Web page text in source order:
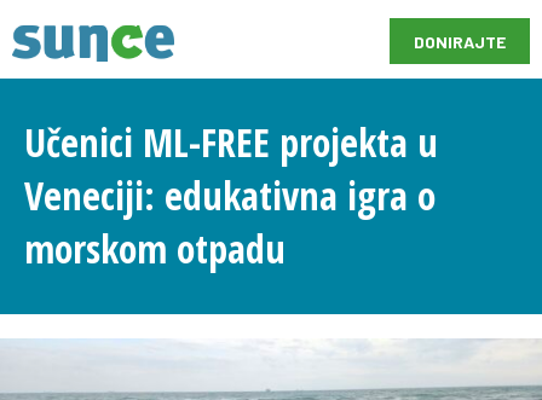
DONIRAJTE
Učenici ML-FREE projekta u
Veneciji: edukativna igra o
morskom otpadu